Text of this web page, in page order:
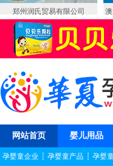
郑州润氏贸易有限公司
网站首页 婴儿用品
孕婴童企业 ┆ 孕婴童产品 ┆ 孕婴